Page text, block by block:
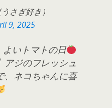
さぎ好き）
9, 2025
いトマトの日
アジのフレッシュ
、ネコちゃんに喜